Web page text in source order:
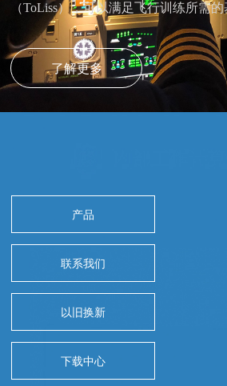
（ToLiss），可以满足飞行训练所需
了解更多
产品
联系我们
以旧换新
下载中心